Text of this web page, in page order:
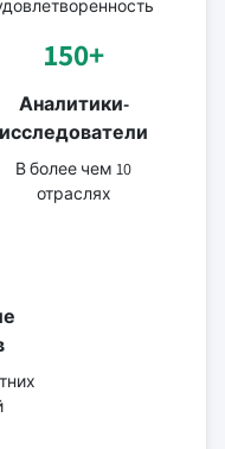
150+
Аналитики-
исследователи
В более чем 10
отраслях